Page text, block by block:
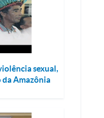
sexual,
da Amazônia